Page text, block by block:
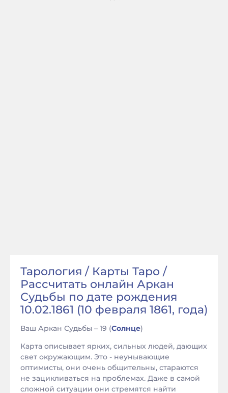
Тарология / Карты Таро /
Рассчитать онлайн Аркан
Судьбы по дате рождения
10.02.1861 (10 февраля 1861, года)
Ваш Аркан Судьбы – 19 (Солнце)
Карта описывает ярких, сильных людей, дающих
свет окружающим. Это - неунывающие
оптимисты, они очень общительны, стараются
не зацикливаться на проблемах. Даже в самой
сложной ситуации они стремятся найти